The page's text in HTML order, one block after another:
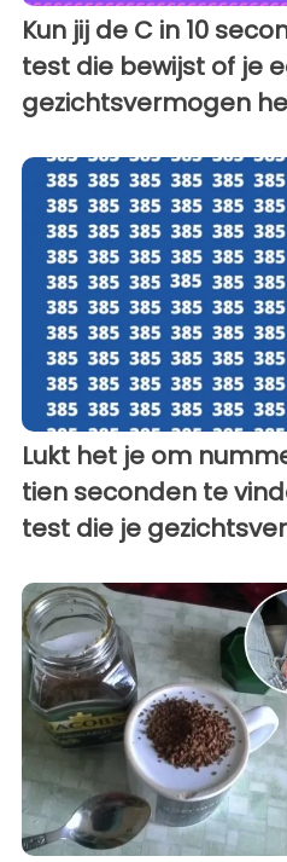
Kun jij de C in 10
test die bewijst of je
gezichtsvermogen
Lukt het je om
tien seconden te
test die je